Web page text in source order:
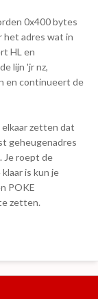
0x400 bytes
het adres wat in
HL en
lijn 'jr nz,
en continueert de
zetten dat
geheugenadres
Je roept de
is kun je
POKE
zetten.